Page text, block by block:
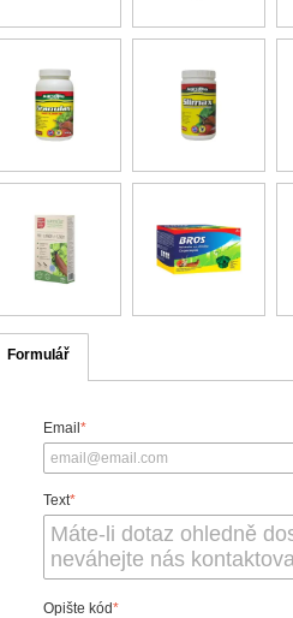
Formulář
Email*
Text*
Opište kód*